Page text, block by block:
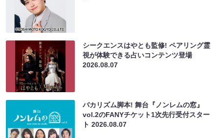
シークエンスはやとも監修! ペアリング霊
視が体験できる占いコンテンツ登場
2026.08.07
バカリズム脚本! 舞台『ノンレムの窓』
vol.2のFANYチケット1次先行受付スター
ト2026.08.07